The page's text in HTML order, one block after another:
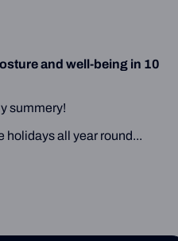
and well-being in 10
summery!
holidays all year round...